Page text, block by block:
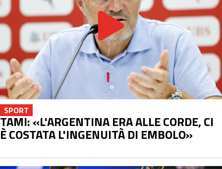
SPORT
TAMI: «L'ARGENTINA ERA ALLE CORDE, CI
È COSTATA L'INGENUITÀ DI EMBOLO»